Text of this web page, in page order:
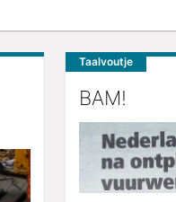
Taalvoutje
BAM!